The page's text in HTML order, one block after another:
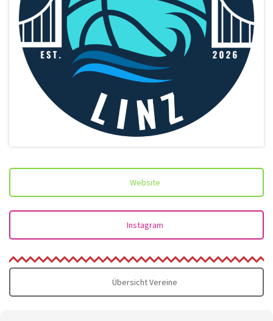
Website
Instagram
Übersicht Vereine